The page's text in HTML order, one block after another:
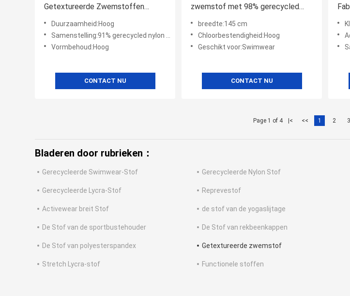
Getextureerde Zwemstoffen
Alternatieven Bieden Hoge
Vormvastheid Geschikt voor
Comfortabele Duurzame
Duurzaamheid:Hoog
Samenstelling:91% gerecycled nylon + 9% spandex
Vormbehoud:Hoog
CONTACT NU
zwemstof met 98% gerecycled
polyester en UPF 50+ bescherming
breedte:145 cm
Chloorbestendigheid:Hoog
Geschikt voor:Swimwear
CONTACT NU
Page 1 of 4 |< << 1 2 3
Bladeren door rubrieken：
Gerecycleerde Swimwear-Stof Gerecycleerde Nylon Stof
Gerecycleerde Lycra-Stof Reprevestof
Activewear breit Stof de stof van de yogaslijtage
De Stof van de sportbustehouder De Stof van rekbeenkappen
De Stof van polyesterspandex Getextureerde zwemstof
Stretch Lycra-stof Functionele stoffen